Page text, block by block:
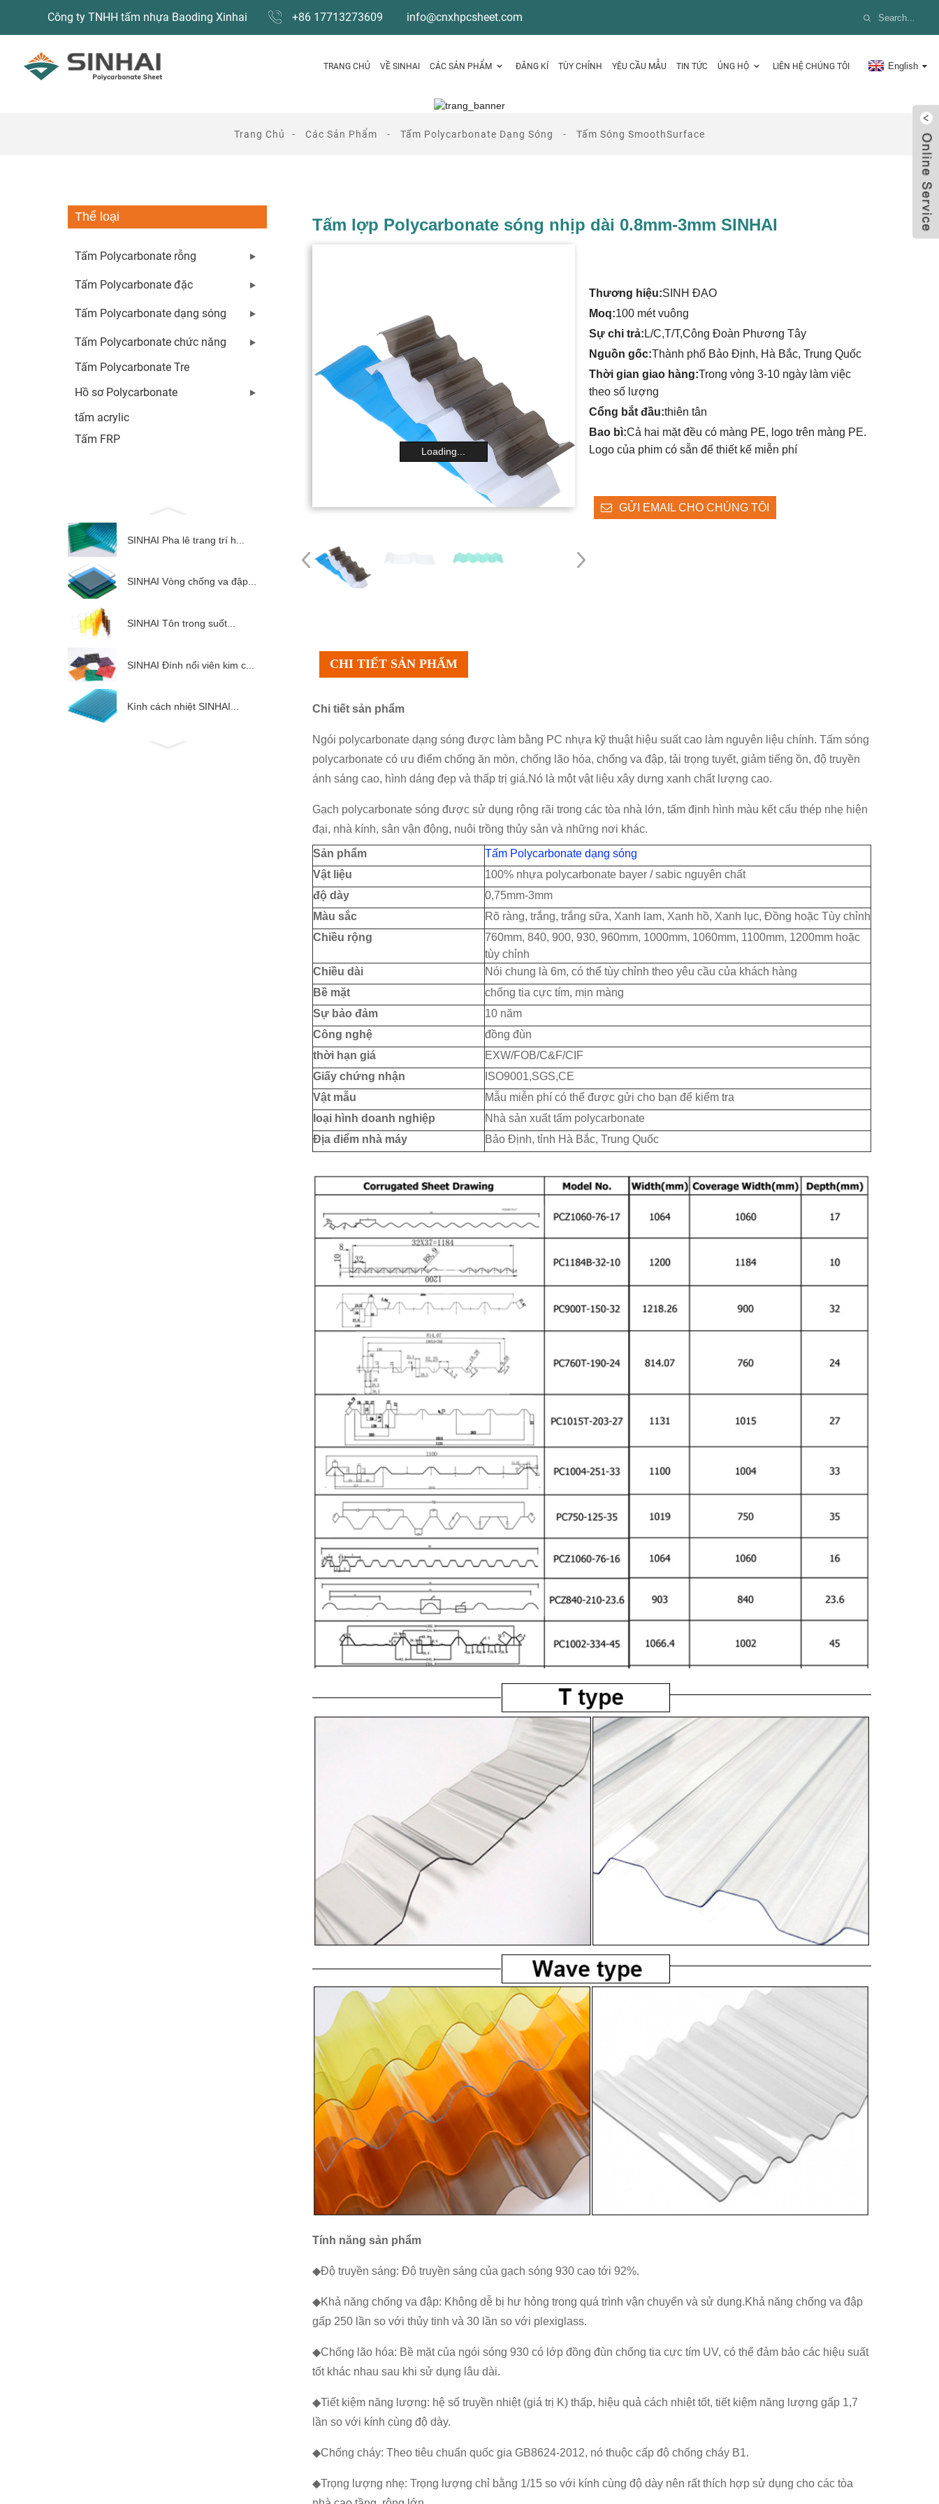
Công ty TNHH tấm nhựa Baoding Xinhai +86 17713273609 info@cnxhpcsheet.com
TRANG CHỦ VỀ SINHAI CÁC SẢN PHẨM ĐĂNG KÍ TÙY CHỈNH YÊU CẦU MẪU TIN TỨC ỦNG HỘ LIÊN HỆ CHÚNG TÔI English
Trang Chủ Các Sản Phẩm Tấm Polycarbonate Dạng Sóng Tấm Sóng SmoothSurface
Thể loại
Tấm Polycarbonate rỗng
Tấm Polycarbonate đặc
Tấm Polycarbonate dạng sóng
Tấm Polycarbonate chức năng
Tấm Polycarbonate Tre
Hồ sơ Polycarbonate
tấm acrylic
Tấm FRP
SINHAI Pha lê trang trí h...
SINHAI Vòng chống va đập...
SINHAI Tôn trong suốt...
SINHAI Đính nổi viên kim c...
Kính cách nhiệt SINHAI...
Tấm lợp Polycarbonate sóng nhịp dài 0.8mm-3mm SINHAI
Loading...
Thương hiệu:SINH ĐẠO
Moq:100 mét vuông
Sự chi trả: L/C,T/T,Công Đoàn Phương Tây
Nguồn gốc:Thành phố Bảo Định, Hà Bắc, Trung Quốc
Thời gian giao hàng:Trong vòng 3-10 ngày làm việc
theo số lượng
Cổng bắt đầu:thiên tân
Bao bì:Cả hai mặt đều có màng PE, logo trên màng PE.
Logo của phim có sẵn để thiết kế miễn phí
GỬI EMAIL CHO CHÚNG TÔI
CHI TIẾT SẢN PHẨM
Chi tiết sản phẩm
Ngói polycarbonate dạng sóng được làm bằng PC nhựa kỹ thuật hiệu suất cao làm nguyên liệu chính. Tấm sóng
polycarbonate có ưu điểm chống ăn mòn, chống lão hóa, chống va đập, tải trọng tuyết, giảm tiếng ồn, độ truyền
ánh sáng cao, hình dáng đẹp và thấp trị giá.Nó là một vật liệu xây dựng xanh chất lượng cao.
Gạch polycarbonate sóng được sử dụng rộng rãi trong các tòa nhà lớn, tấm định hình màu kết cấu thép nhẹ hiện
đại, nhà kính, sân vận động, nuôi trồng thủy sản và những nơi khác.
Sản phẩm
Tấm Polycarbonate dạng sóng
Vật liệu
100% nhựa polycarbonate bayer / sabic nguyên chất
độ dày
0,75mm-3mm
Màu sắc
Rõ ràng, trắng, trắng sữa, Xanh lam, Xanh hồ, Xanh lục, Đồng hoặc Tùy chỉnh
Chiều rộng
760mm, 840, 900, 930, 960mm, 1000mm, 1060mm, 1100mm, 1200mm hoặc
tùy chỉnh
Chiều dài
Nói chung là 6m, có thể tùy chỉnh theo yêu cầu của khách hàng
Bề mặt
chống tia cực tím, mịn màng
Sự bảo đảm
10 năm
Công nghệ
đồng đùn
thời hạn giá
EXW/FOB/C&F/CIF
Giấy chứng nhận
ISO9001,SGS,CE
Vật mẫu
Mẫu miễn phí có thể được gửi cho bạn để kiểm tra
loại hình doanh nghiệp
Nhà sản xuất tấm polycarbonate
Địa điểm nhà máy
Bảo Định, tỉnh Hà Bắc, Trung Quốc
Tính năng sản phẩm
◆Độ truyền sáng: Độ truyền sáng của gạch sóng 930 cao tới 92%.
◆Khả năng chống va đập: Không dễ bị hư hỏng trong quá trình vận chuyển và sử dụng.Khả năng chống va đập
gấp 250 lần so với thủy tinh và 30 lần so với plexiglass.
◆Chống lão hóa: Bề mặt của ngói sóng 930 có lớp đồng đùn chống tia cực tím UV, có thể đảm bảo các hiệu suất
tốt khác nhau sau khi sử dụng lâu dài.
◆Tiết kiệm năng lượng: hệ số truyền nhiệt (giá trị K) thấp, hiệu quả cách nhiệt tốt, tiết kiệm năng lượng gấp 1,7
lần so với kính cùng độ dày.
◆Chống cháy: Theo tiêu chuẩn quốc gia GB8624-2012, nó thuộc cấp độ chống cháy B1.
◆Trọng lượng nhẹ: Trọng lượng chỉ bằng 1/15 so với kính cùng độ dày nên rất thích hợp sử dụng cho các tòa